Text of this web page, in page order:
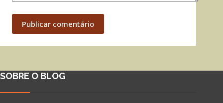
Publicar comentário
SOBRE O BLOG